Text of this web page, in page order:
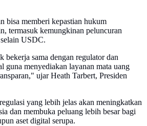
bisa memberi kepastian hukum
termasuk kemungkinan peluncuran
USDC.
bekerja sama dengan regulator dan
guna menyediakan layanan mata uang
ujar Heath Tarbert, Presiden
yang lebih jelas akan meningkatkan
dan membuka peluang lebih besar bagi
aset digital serupa.